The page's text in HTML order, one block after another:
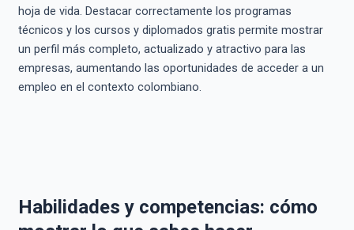
hoja de vida. Destacar correctamente los programas
técnicos y los cursos y diplomados gratis permite mostrar
un perfil más completo, actualizado y atractivo para las
empresas, aumentando las oportunidades de acceder a un
empleo en el contexto colombiano.
Habilidades y competencias: cómo